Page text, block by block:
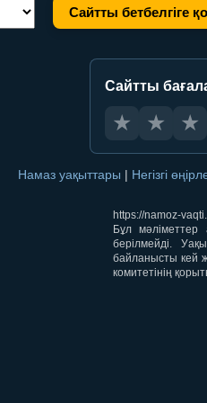
Сайтты бетбелгіге
Сайтты
★ ★ ★
Намаз уақыттары | Негізгі
https://namoz-
Бұл мәліметтер
берілмейді.
байланысты кей
комитетінің